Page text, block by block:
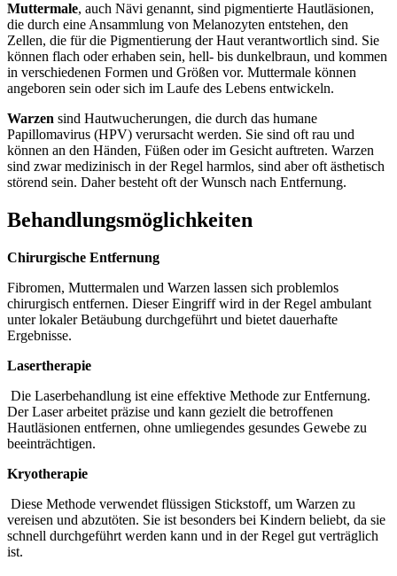
Muttermale, auch Nävi genannt, sind pigmentierte Hautläsionen,
die durch eine Ansammlung von Melanozyten entstehen, den
Zellen, die für die Pigmentierung der Haut verantwortlich sind. Sie
können flach oder erhaben sein, hell- bis dunkelbraun, und kommen
in verschiedenen Formen und Größen vor. Muttermale können
angeboren sein oder sich im Laufe des Lebens entwickeln.
Warzen sind Hautwucherungen, die durch das humane
Papillomavirus (HPV) verursacht werden. Sie sind oft rau und
können an den Händen, Füßen oder im Gesicht auftreten. Warzen
sind zwar medizinisch in der Regel harmlos, sind aber oft ästhetisch
störend sein. Daher besteht oft der Wunsch nach Entfernung.
Behandlungsmöglichkeiten
Chirurgische Entfernung
Fibromen, Muttermalen und Warzen lassen sich problemlos
chirurgisch entfernen. Dieser Eingriff wird in der Regel ambulant
unter lokaler Betäubung durchgeführt und bietet dauerhafte
Ergebnisse.
Lasertherapie
Die Laserbehandlung ist eine effektive Methode zur Entfernung.
Der Laser arbeitet präzise und kann gezielt die betroffenen
Hautläsionen entfernen, ohne umliegendes gesundes Gewebe zu
beeinträchtigen.
Kryotherapie
Diese Methode verwendet flüssigen Stickstoff, um Warzen zu
vereisen und abzutöten. Sie ist besonders bei Kindern beliebt, da sie
schnell durchgeführt werden kann und in der Regel gut verträglich
ist.